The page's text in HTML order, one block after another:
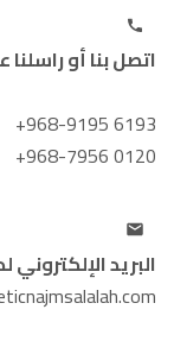
اتصل بنا أو
+968-9195 6193
+968-7956 0120
البريد الإلكتروني